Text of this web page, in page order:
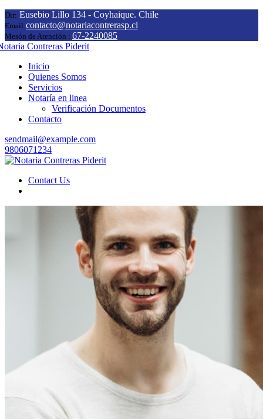
Dir: Eusebio Lillo 134 - Coyhaique. Chile
Email contacto@notariacontrerasp.cl
Mesón de Atención : 67-2240085
Inicio
Quienes Somos
Servicios
Notaría en linea
Verificación Documentos
Contacto
sendmail@example.com
9806071234
Contact Us